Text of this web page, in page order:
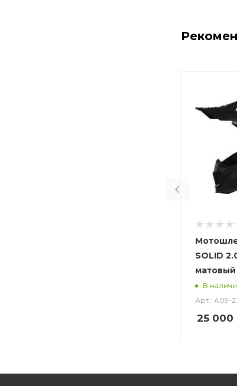
SOLID
матовый
В
Арт.: A09-
25 000